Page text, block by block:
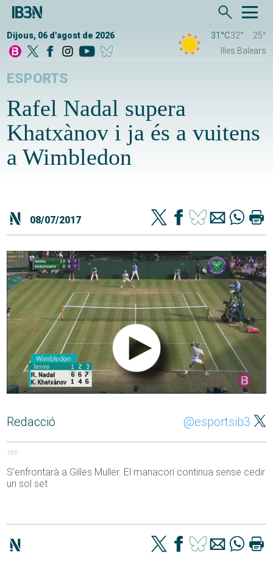
Dijous, 06 d'agost de 2026 31°C32°
25°
Illes Balears
ESPORTS
Rafel Nadal supera
Khatxànov i ja és a vuitens
a Wimbledon
08/07/2017
Redacció @esportsib3
186
S’enfrontarà a Gilles Muller. El manacorí continua sense cedir
un sol set